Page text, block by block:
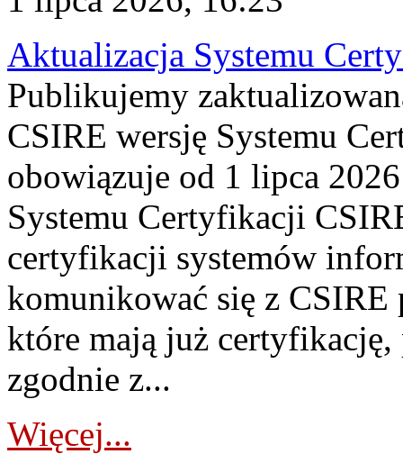
Aktualizacja Systemu
Publikujemy
CSIRE wersję Systemu
obowiązuje od 1 lipca
Systemu Certyfikacji
certyfikacji systemów
komunikować się z
które mają już
zgodnie z...
Więcej...